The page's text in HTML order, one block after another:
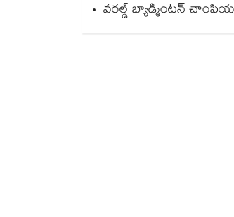
వరల్డ్ బ్యాడ్మింటన్